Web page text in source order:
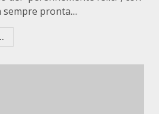
pronta....